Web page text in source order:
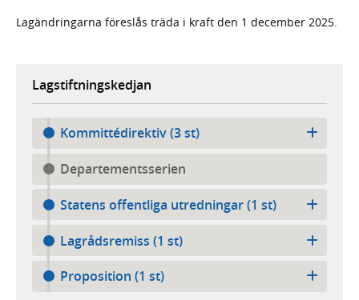
Lagändringarna föreslås träda i kraft den 1 december 2025.
Lagstiftningskedjan
Kommittédirektiv (3 st)
Departementsserien
Statens offentliga utredningar (1 st)
Lagrådsremiss (1 st)
Proposition (1 st)